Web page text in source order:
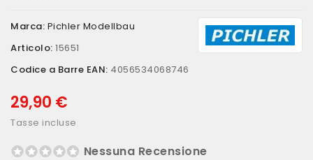
Marca: Pichler Modellbau
Articolo: 15651
Codice a Barre EAN: 4056534068746
29,90 €
Tasse incluse
Nessuna Recensione